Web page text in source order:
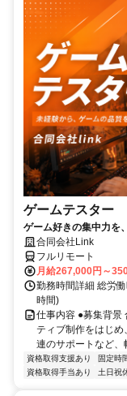
ゲームテスター
ゲーム好きの集中力を
合同会社Link
フルリモート
月給267,000円～
勤務時間詳細 総労
時間)
仕事内容 ●募集背景
ティブ制作をはじ
連のサポートなど
資格取得支援あり 固定時
資格取得手当あり
土日祝